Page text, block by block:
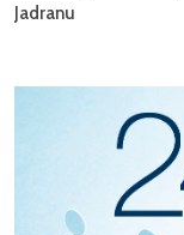
Jadranu